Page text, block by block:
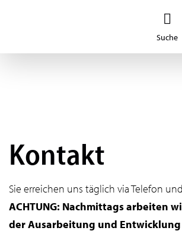
Kontakt
Sie erreichen uns täglich via Telefon
ACHTUNG: Nachmittags arbeiten
der Ausarbeitung und